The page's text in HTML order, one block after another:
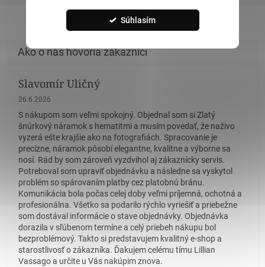
Súhlasím
Slavomír Uličný
Hodnotenie obchodu je 5 z 5 hviezdičiek.
26.6.2026
S nákupom som veľmi spokojný. Objednal som si Zlatý
šnúrkový náramok s hematitmi a musím povedať, že naživo
vyzerá ešte krajšie ako na fotografiách. Spracovanie je
precízne, náramok pôsobí elegantne, kvalitne a výborne sa
nosí. Rád by som zároveň vyzdvihol aj zákaznícky servis.
Potreboval som upraviť objednávku a následne sa vyskytol
problém so spárovaním platby cez platobnú bránu.
Komunikácia bola počas celej doby veľmi príjemná, ochotná a
profesionálna. Všetko sa podarilo rýchlo vyriešiť a priebežne
som dostával informácie o stave objednávky. Objednávka
dorazila v sľúbenom termíne a celý priebeh nákupu bol
bezproblémový. Takto si predstavujem kvalitný e-shop a
starostlivosť o zákazníka. Ďakujem celému tímu Lillian
Vassago a určite u Vás nakúpim znova.